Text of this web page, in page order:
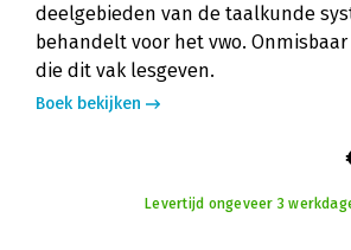
deelgebieden van de taalkunde
behandelt voor het vwo.
die dit vak lesgeven.
Boek bekijken
Levertijd ongeveer 3